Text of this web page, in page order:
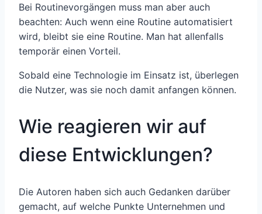
Bei Routinevorgängen muss man aber auch
beachten: Auch wenn eine Routine automatisiert
wird, bleibt sie eine Routine. Man hat allenfalls
temporär einen Vorteil.
Sobald eine Technologie im Einsatz ist, überlegen
die Nutzer, was sie noch damit anfangen können.
Wie reagieren wir auf
diese Entwicklungen?
Die Autoren haben sich auch Gedanken darüber
gemacht, auf welche Punkte Unternehmen und